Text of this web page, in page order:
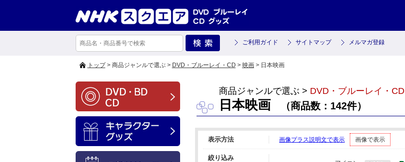
ご利用ガイド サイトマップ メルマガ登録
トップ> 商品ジャンルで選ぶ > DVD・ブルーレイ・CD > 映画> 日本映画
商品ジャンルで選ぶ > DVD・ブルーレイ・CD
日本映画 （商品数：142件）
表示方法 画像プラス説明文で表示 画像で表示
絞り込み